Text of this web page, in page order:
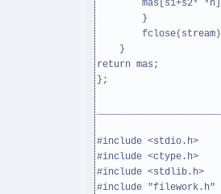
mas[s1+s2*
}
}
return mas;
};
#include <stdio.h>
#include <ctype.h>
#include <stdlib.h>
#include "filework.h"